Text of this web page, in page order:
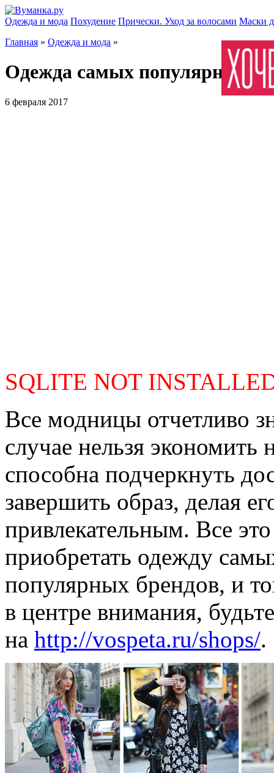
Одежда и мода Похудение Прически. Уход за волосами Маски
Главная » Одежда и мода »
Одежда самых популярных и
6 февраля 2017
SQLITE NOT
Все модницы отчетливо
случае нельзя
способна подчеркнуть
завершить образ, делая
привлекательным. Все
приобретать одежду
популярных брендов, и
в центре внимания,
на http://vospeta.ru/shops/.